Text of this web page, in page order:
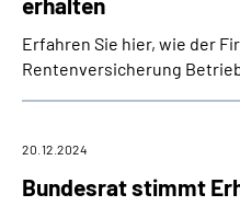
Erfahren Sie hier, wie der
Rentenversicherung
Bundesrat stimmt
20.12.2024